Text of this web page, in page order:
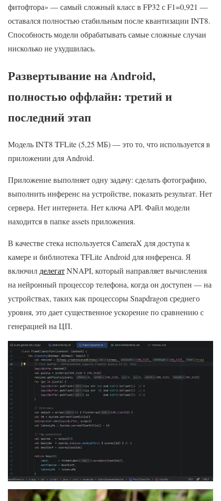
фитофтора» — самый сложный класс в FP32 с F1=0,921 —
оставался полностью стабильным после квантизации INT8.
Способность модели обрабатывать самые сложные случаи
нисколько не ухудшилась.
Развертывание на Android,
полностью оффлайн: третий и
последний этап
Модель INT8 TFLite (5,25 МБ) — это то, что используется в
приложении для Android.
Приложение выполняет одну задачу: сделать фотографию,
выполнить инференс на устройстве, показать результат. Нет
сервера. Нет интернета. Нет ключа API. Файл модели
находится в папке assets приложения.
В качестве стека используется CameraX для доступа к
камере и библиотека TFLite Android для инференса. Я
включил делегатNNAPI, который направляет вычисления
на нейронный процессор телефона, когда он доступен — на
устройствах, таких как процессоры Snapdragon среднего
уровня, это дает существенное ускорение по сравнению с
генерацией на ЦП.